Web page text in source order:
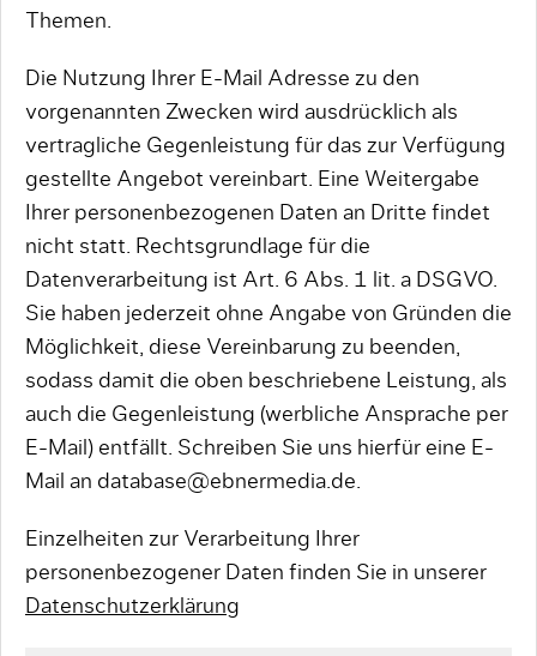
Themen.
Die Nutzung Ihrer E-Mail Adresse zu den
vorgenannten Zwecken wird ausdrücklich als
vertragliche Gegenleistung für das zur Verfügung
gestellte Angebot vereinbart. Eine Weitergabe
Ihrer personenbezogenen Daten an Dritte findet
nicht statt. Rechtsgrundlage für die
Datenverarbeitung ist Art. 6 Abs. 1 lit. a DSGVO.
Sie haben jederzeit ohne Angabe von Gründen die
Möglichkeit, diese Vereinbarung zu beenden,
sodass damit die oben beschriebene Leistung, als
auch die Gegenleistung (werbliche Ansprache per
E-Mail) entfällt. Schreiben Sie uns hierfür eine E-
Mail an database@ebnermedia.de.
Einzelheiten zur Verarbeitung Ihrer
personenbezogener Daten finden Sie in unserer
Datenschutzerklärung